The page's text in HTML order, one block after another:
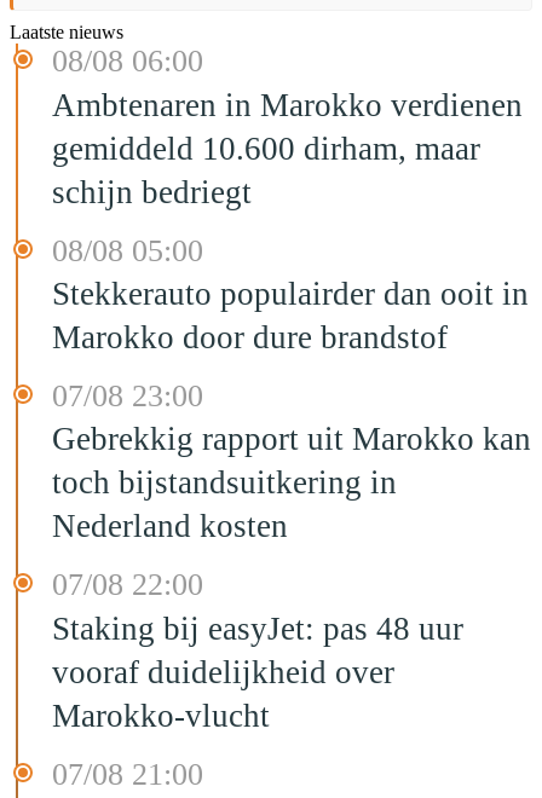
Laatste nieuws
08/08 06:00
Ambtenaren in Marokko verdienen
gemiddeld 10.600 dirham, maar
schijn bedriegt
08/08 05:00
Stekkerauto populairder dan ooit in
Marokko door dure brandstof
07/08 23:00
Gebrekkig rapport uit Marokko kan
toch bijstandsuitkering in
Nederland kosten
07/08 22:00
Staking bij easyJet: pas 48 uur
vooraf duidelijkheid over
Marokko-vlucht
07/08 21:00